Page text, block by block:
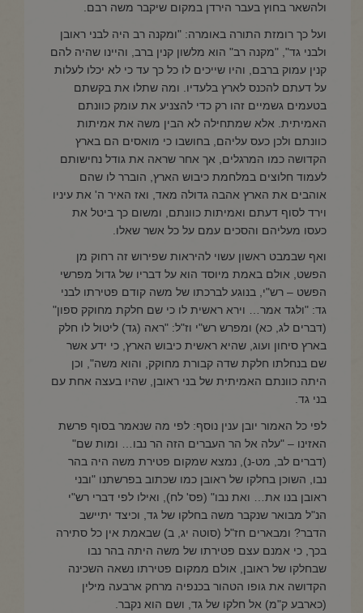
ולהשאר בחוץ בעבר הירדן במקום שיקבר משה רבם.
ועל כך רומזת התורה באומרה: "ומקנה רב היה לבני ראובן
ולבני גד", "מקנה רב" הוא מלשון קנין ברב, והיינו שהיה להם
קנין עמוק ברבם, והיו שייכים לו כל כך עד כי לא יכלו לעלות
על דעתם להכנס לארץ בלעדיו. ומה שתלו את בקשתם
בטעמים גשמיים זהו רק כדי להצניע את עומק כוונתם
האמיתית. אלא שמתחילה לא הבין משה את אמיתות
כוונתם ולכן כעס עליהם, בחושבו כי מואסים הם בארץ
הקדושה כמו המרגלים, אך אחר שראה את גודל נחישותם
לעמוד חלוצים במלחמת כיבוש הארץ, הוברר לו שהם
אוהבים את הארץ אהבה גדולה מאד, ואז האיר ה' את עיניו
וירד לסוף דעתם ואמיתות כוונתם, ומשום כך ביטל את
כעסו מעליהם והסכים עמם על כל אשר שאלו.
ואף שבמבט ראשון עשוי להיראות שפירוש זה רחוק מן
הפשט, אולם באמת מיוסד הוא על דבריו של גדול מפרשי
הפשט – רש"י, בנוגע לברכתו של משה קודם פטירתו לבני
גד: "ולגד אמר… וירא ראשית לו כי שם חלקת מחוקק ספון"
(דברים לג, כא) ומפרש רש"י וז"ל: "ראה (גד) ליטול לו חלק
בארץ סיחון ועוג, שהיא ראשית כיבוש הארץ, כי ידע אשר
שם בנחלתו חלקת שדה קבורת מחוקק, והוא משה", וכן
היתה כוונתם האמיתית של בני ראובן, שהיו בעצה אחת עם
בני גד.
לפי כל האמור יובן ענין נוסף: לפי מה שנאמר בסוף פרשת
האזינו – "עלה אל הר העברים הזה הר נבו… ומות שם"
(דברים לב, מט-נ), נמצא שמקום פטירת משה היה בהר
נבו, השוכן בחלקו של ראובן כמו שכתוב בפרשתנו "ובני
ראובן בנו את… ואת נבו" (פס' לח), ואילו לפי דברי רש"י
הנ"ל מבואר שנקבר משה בחלקו של גד, וכיצד יתיישב
הדבר? ומבארים חז"ל (סוטה יג, ב) שבאמת אין כל סתירה
בכך, כי אמנם עצם פטירתו של משה היתה בהר נבו
שבחלקו של ראובן, אולם ממקום פטירתו נשאה השכינה
הקדושה את גופו הטהור בכנפיה מרחק ארבעה מילין
(כארבע ק"מ) אל חלקו של גד, ושם הוא נקבר.